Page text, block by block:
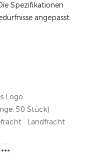
Spezifikationen
angepasst
Logo
50 Stück)
· Landfracht